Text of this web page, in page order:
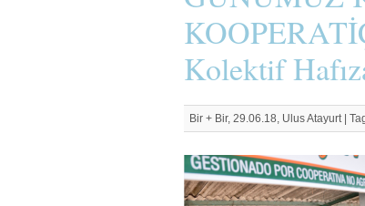
Kolektif
Bir + Bir, 29.06.18, Ulus Atayurt |